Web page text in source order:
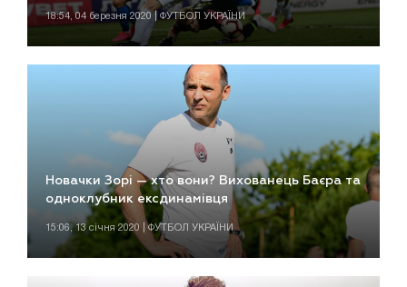
18:54, 04 березня 2020 | ФУТБОЛ УКРАЇНИ
Новачки Зорі — хто вони? Вихованець Баєра та
одноклубник ексдинамівця
15:06, 13 січня 2020 | ФУТБОЛ УКРАЇНИ